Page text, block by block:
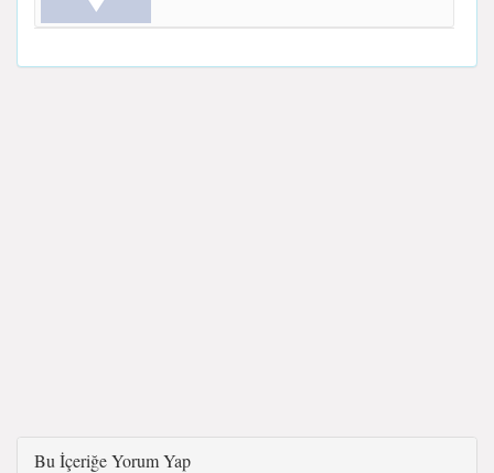
Bu İçeriğe Yorum Yap